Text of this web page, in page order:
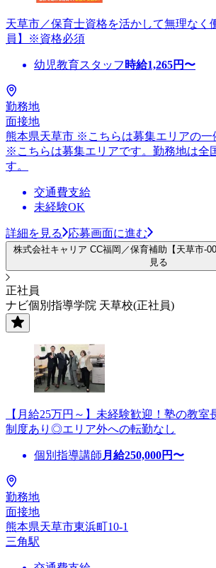
天草市／保育士資格を活かして無理な
員】※資格必須
幼児教育スタッフ 時給1,265円〜
勤務地
面接地
熊本県天草市 ※こちらは募集エリアの一
※こちらは募集エリアです。勤務地は全
す。
交通費支給
未経験OK
詳細を見る 応募画面に進む
株式会社キャリア CC福岡／保育補助【天草市-
見る
正社員
ナビ個別指導学院 天草校(正社員)
【月給25万円～】未経験歓迎！塾の教
制度あり◎エリア外への転勤なし
個別指導講師 月給250,000円〜
勤務地
面接地
熊本県天草市東浜町10-1
三角駅